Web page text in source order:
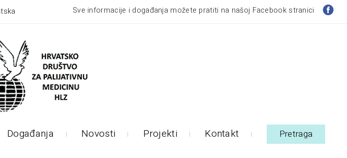
Sve informacije i događanja možete pratiti na našoj Facebook stranici
Događanja Novosti Projekti Kontakt Pretraga